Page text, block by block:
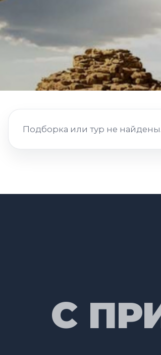
Подборка или тур не найдены.
С